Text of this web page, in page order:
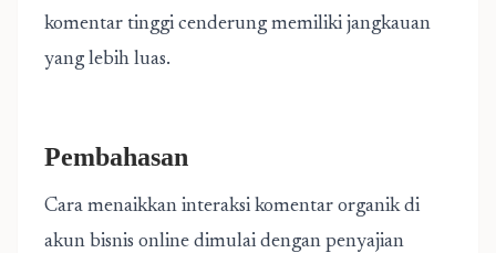
komentar tinggi cenderung memiliki jangkauan
yang lebih luas.
Pembahasan
Cara menaikkan interaksi komentar organik di
akun bisnis online dimulai dengan penyajian